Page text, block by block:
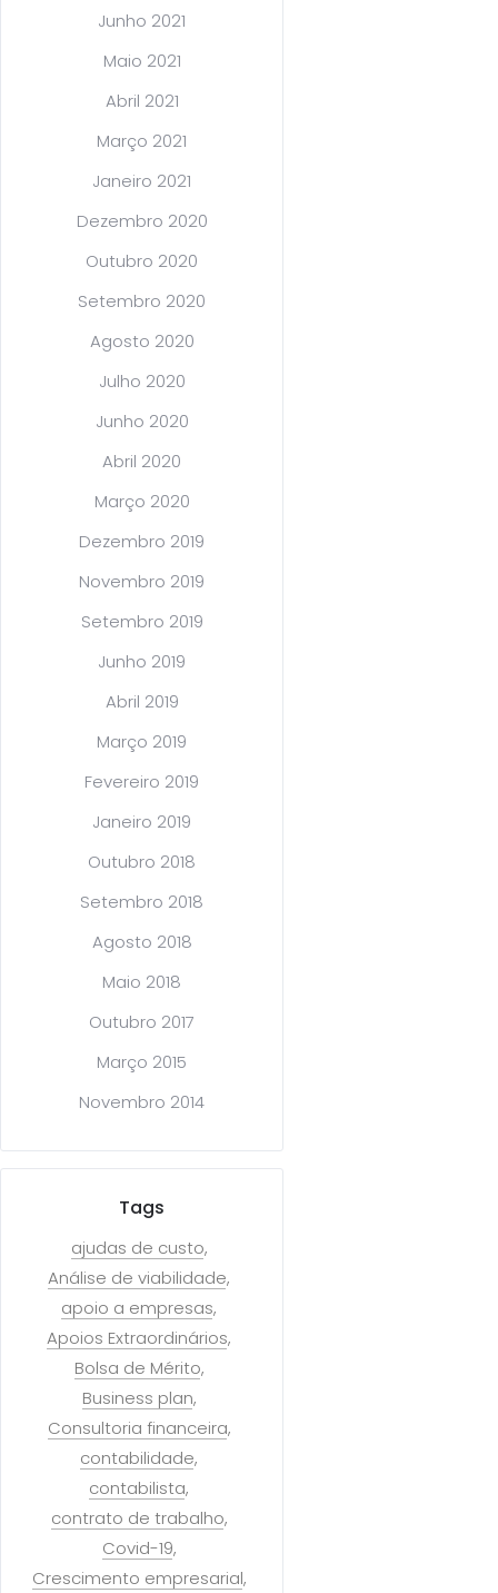
Junho 2021
Maio 2021
Abril 2021
Março 2021
Janeiro 2021
Dezembro 2020
Outubro 2020
Setembro 2020
Agosto 2020
Julho 2020
Junho 2020
Abril 2020
Março 2020
Dezembro 2019
Novembro 2019
Setembro 2019
Junho 2019
Abril 2019
Março 2019
Fevereiro 2019
Janeiro 2019
Outubro 2018
Setembro 2018
Agosto 2018
Maio 2018
Outubro 2017
Março 2015
Novembro 2014
Tags
ajudas de custo
Análise de viabilidade
apoio a empresas
Apoios Extraordinários
Bolsa de Mérito
Business plan
Consultoria financeira
contabilidade
contabilista
contrato de trabalho
Covid-19
Crescimento empresarial